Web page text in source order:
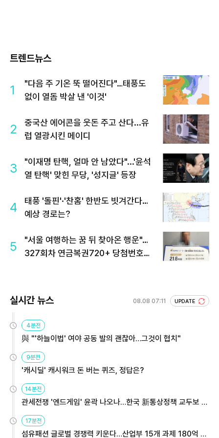
트렌드뉴스
1
"다음 주 기온 뚝 떨어진다"…태풍도
없이 열돔 박살 낸 '이것'
2
중국산 에어콘을 웃돈 주고 산다...유
럽 열광시킨 메이디
3
"이재명 탄핵, 얼마 안 남았다"...'윤석
열 탄핵' 맞힌 무당, '성지글' 등장
4
태풍 '돌핀'·'찬홈' 한반도 빗겨간다…
예상 경로는?
5
"서울 여행하는 꿈 뒤 찾아온 행운"…
327회차 연금복권720+ 당첨번호조
실시간 뉴스 08.08 07:11 UPDATE
4분전
與 "'하늘이법' 여야 공동 발의 괜찮아…그것이 협치"
9분전
'캐시딜' 캐시워크 돈 버는 퀴즈, 정답은?
14분전
관세전쟁 '엔드게임' 윤곽 나오나…한국 新통상정책 교두보 활
용해야
17분전
섬유패션 글로벌 경쟁력 키운다…산업부 15개 과제 180억 지